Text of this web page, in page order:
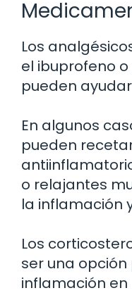
Los
el ibuprofeno
pueden
En algunos
pueden
o relajantes
la inflamación
Los
ser una
inflamación